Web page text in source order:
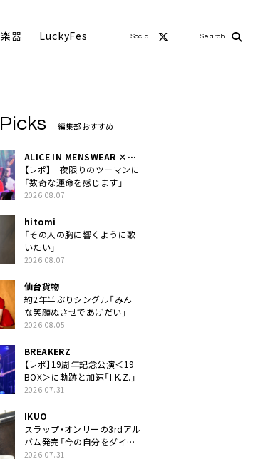
楽器 LuckyFes Social Search
編集部おすすめ
ALICE IN MENSWEAR ×
MASCHERA
【レポ】一夜限りのツーマンに
「数奇な運命を感じます」
2026.08.07
hitomi
「その人の胸に響くように歌
いたい」
2026.08.07
仙台貨物
約2年半ぶりシングル「みん
な笑顔ぬさせであげだい」
2026.08.05
BREAKERZ
【レポ】19周年記念公演＜19
BOX＞に軌跡と加速「I.K.Z.」
2026.07.31
IKUO
スラップ・オンリーの3rdアル
バム発売「今の自分をダイレ
クトに」
2026.07.31